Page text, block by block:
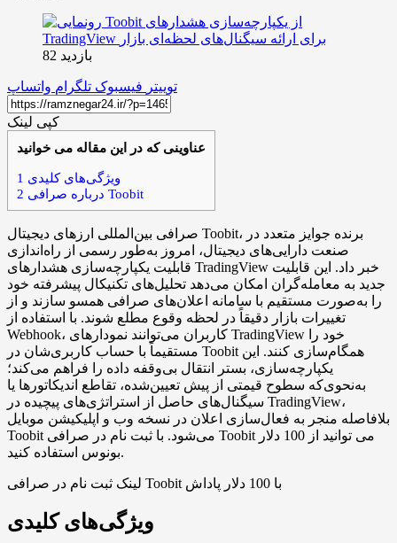
بازدید 82
توییتر فیسبوک تلگرام واتساپ
کپی لینک
عناوینی که در این مقاله می خوانید
1 ویژگی‌های کلیدی
2
درباره صرافی Toobit
صرافی بین‌المللی ارزهای دیجیتال Toobit، برنده جوایز متعدد در
صنعت دارایی‌های دیجیتال، امروز به‌طور رسمی از راه‌اندازی
قابلیت یکپارچه‌سازی هشدارهای TradingView خبر داد. این قابلیت
جدید به معامله‌گران امکان می‌دهد تحلیل‌های تکنیکال پیشرفته خود
را به‌صورت مستقیم با سامانه اعلان‌های صرافی همسو سازند و از
تغییرات بازار دقیقاً در لحظه وقوع مطلع شوند. با استفاده از
Webhook، کاربران می‌توانند نمودارهای TradingView خود را
مستقیماً با حساب کاربری‌شان در Toobit همگام‌سازی کنند. این
یکپارچه‌سازی، بستر انتقال بی‌وقفه داده را فراهم می‌کند؛
به‌نحوی‌که سطوح قیمتی از پیش تعیین‌شده، تقاطع اندیکاتورها یا
سیگنال‌های حاصل از استراتژی‌های پیچیده در TradingView،
بلافاصله منجر به فعال‌سازی اعلان در نسخه وب و اپلیکیشن موبایل
Toobit می‌شود. با ثبت نام در صرافی Toobit می توانید از 100 دلار
بونوس استفاده کنید.
لینک ثبت نام در صرافی Toobit با 100 دلار پاداش
ویژگی‌های کلیدی